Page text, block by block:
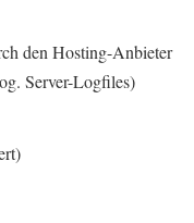
den Hosting-Anbieter
Server-Logfiles)